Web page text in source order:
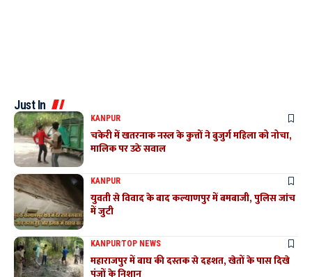
Just In
KANPUR
चकेरी में खतरनाक नस्ल के कुत्तों ने बुजुर्ग महिला को नोचा,
मालिक पर उठे सवाल
KANPUR
युवती से विवाद के बाद कल्याणपुर में बमबाजी, पुलिस जांच
में जुटी
KANPURTOP NEWS
महाराजपुर में बाघ की दस्तक से दहशत, खेतों के पास दिखे